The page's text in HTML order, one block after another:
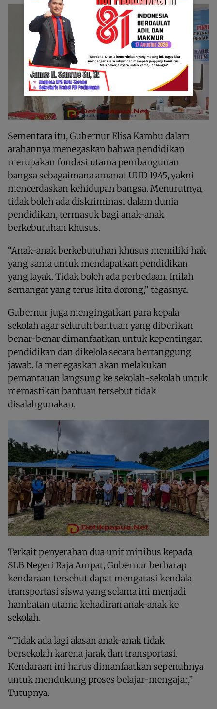
Sementara itu, Gubernur Elisa Kambu dalam
arahannya menegaskan bahwa pendidikan
merupakan fondasi utama pembangunan
bangsa sebagaimana amanat UUD 1945, yakni
mencerdaskan kehidupan bangsa. Menurutnya,
tidak boleh ada diskriminasi dalam dunia
pendidikan, termasuk bagi anak-anak
berkebutuhan khusus.
“Anak-anak berkebutuhan khusus memiliki hak
yang sama untuk mendapatkan pendidikan
yang layak. Tidak boleh ada perbedaan. Inilah
semangat yang terus kita dorong,” tegasnya.
Gubernur juga mengingatkan para kepala
sekolah agar seluruh bantuan yang diberikan
benar-benar dimanfaatkan untuk kepentingan
pendidikan dan dikelola secara bertanggung
jawab. Ia menegaskan akan melakukan
pemantauan langsung ke sekolah-sekolah untuk
memastikan bantuan tersebut tidak
disalahgunakan.
Terkait penyerahan dua unit minibus kepada
SLB Negeri Raja Ampat, Gubernur berharap
kendaraan tersebut dapat mengatasi kendala
transportasi siswa yang selama ini menjadi
hambatan utama kehadiran anak-anak ke
sekolah.
“Tidak ada lagi alasan anak-anak tidak
bersekolah karena jarak dan transportasi.
Kendaraan ini harus dimanfaatkan sepenuhnya
untuk mendukung proses belajar-mengajar,”
Tutupnya.